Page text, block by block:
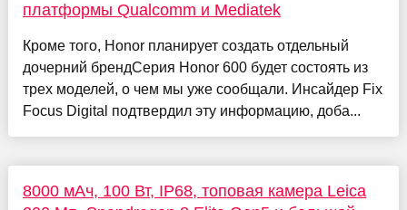
платформы Qualcomm и Mediatek
Кроме того, Honor планирует создать отдельный
дочерний брендСерия Honor 600 будет состоять из
трех моделей, о чем мы уже сообщали. Инсайдер Fix
Focus Digital подтвердил эту информацию, доба...
8000 мАч, 100 Вт, IP68, топовая камера Leica